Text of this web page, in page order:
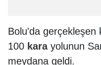
Bolu'da gerçekleşen
100 karayolunun
meydana geldi.